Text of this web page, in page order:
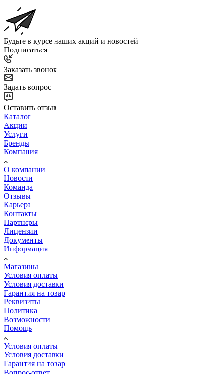
Будьте в курсе наших акций и новостей
Подписаться
Заказать звонок
Задать вопрос
Оставить отзыв
Каталог
Акции
Услуги
Бренды
Компания
О компании
Новости
Команда
Отзывы
Карьера
Контакты
Партнеры
Лицензии
Документы
Информация
Магазины
Условия оплаты
Условия доставки
Гарантия на товар
Реквизиты
Политика
Возможности
Помощь
Условия оплаты
Условия доставки
Гарантия на товар